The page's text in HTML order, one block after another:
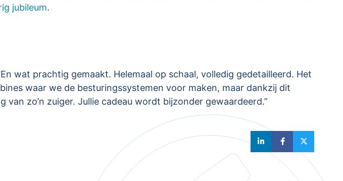
jubileum.
wat prachtig gemaakt. Helemaal op schaal, volledig gedetailleerd. Het
waar we de besturingssystemen voor maken, maar dankzij dit
van zo’n zuiger. Jullie cadeau wordt bijzonder gewaardeerd.”